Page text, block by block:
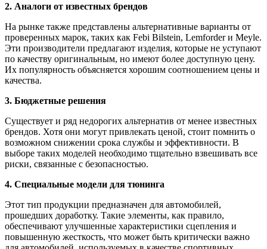
2. Аналоги от известных брендов
На рынке также представлены альтернативные варианты от
проверенных марок, таких как Febi Bilstein, Lemforder и Meyle.
Эти производители предлагают изделия, которые не уступают
по качеству оригинальным, но имеют более доступную цену.
Их популярность объясняется хорошим соотношением цены и
качества.
3. Бюджетные решения
Существует и ряд недорогих альтернатив от менее известных
брендов. Хотя они могут привлекать ценой, стоит помнить о
возможном снижении срока службы и эффективности. В
выборе таких моделей необходимо тщательно взвешивать все
риски, связанные с безопасностью.
4. Специальные модели для тюнинга
Этот тип продукции предназначен для автомобилей,
прошедших доработку. Такие элементы, как правило,
обеспечивают улучшенные характеристики сцепления и
повышенную жесткость, что может быть критически важно